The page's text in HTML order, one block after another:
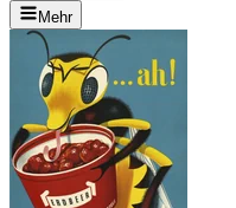
Mehr